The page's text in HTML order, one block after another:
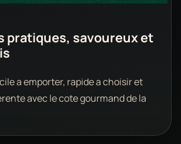
pratiques, savoureux et
a emporter, rapide a choisir et
avec le cote gourmand de la